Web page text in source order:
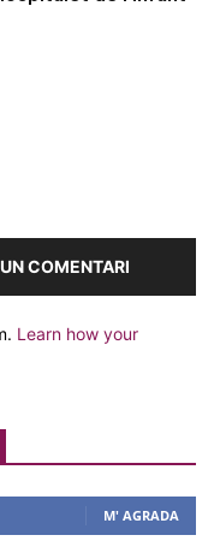
COMENTARI
Learn how your
M' AGRADA